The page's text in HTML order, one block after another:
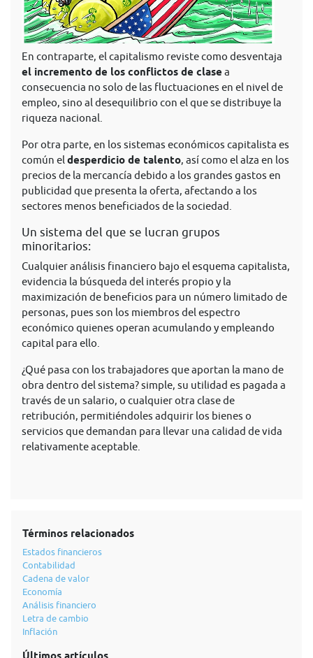
En contraparte, el capitalismo reviste como desventaja
el incremento de los conflictos de clase a
consecuencia no solo de las fluctuaciones en el nivel de
empleo, sino al desequilibrio con el que se distribuye la
riqueza nacional.
Por otra parte, en los sistemas económicos capitalista es
común el desperdicio de talento, así como el alza en los
precios de la mercancía debido a los grandes gastos en
publicidad que presenta la oferta, afectando a los
sectores menos beneficiados de la sociedad.
Un sistema del que se lucran grupos
minoritarios:
Cualquier análisis financiero bajo el esquema capitalista,
evidencia la búsqueda del interés propio y la
maximización de beneficios para un número limitado de
personas, pues son los miembros del espectro
económico quienes operan acumulando y empleando
capital para ello.
¿Qué pasa con los trabajadores que aportan la mano de
obra dentro del sistema? simple, su utilidad es pagada a
través de un salario, o cualquier otra clase de
retribución, permitiéndoles adquirir los bienes o
servicios que demandan para llevar una calidad de vida
relativamente aceptable.
Términos relacionados
Estados financieros
Contabilidad
Cadena de valor
Economía
Análisis financiero
Letra de cambio
Inflación